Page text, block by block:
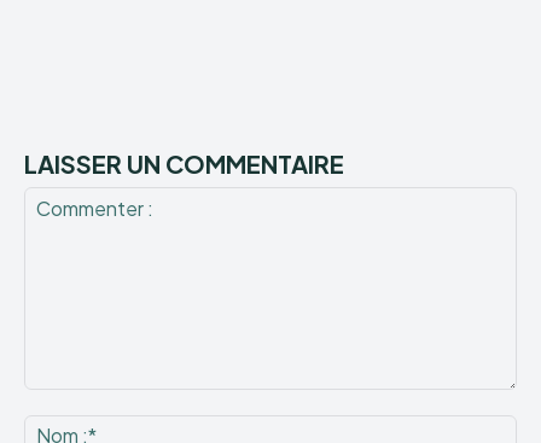
LAISSER UN COMMENTAIRE